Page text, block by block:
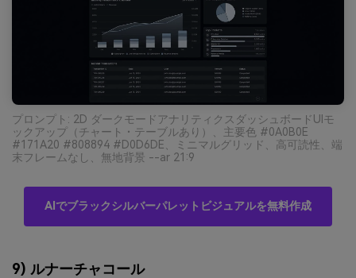
プロンプト: 2D ダークモードアナリティクスダッシュボードUIモ
ックアップ（チャート・テーブルあり）、主要色 #0A0B0E
#171A20 #808894 #D0D6DE、ミニマルグリッド、高可読性、端
末フレームなし、無地背景 --ar 21:9
AIでブラックシルバーパレットビジュアルを無料作成
9) ルナーチャコール